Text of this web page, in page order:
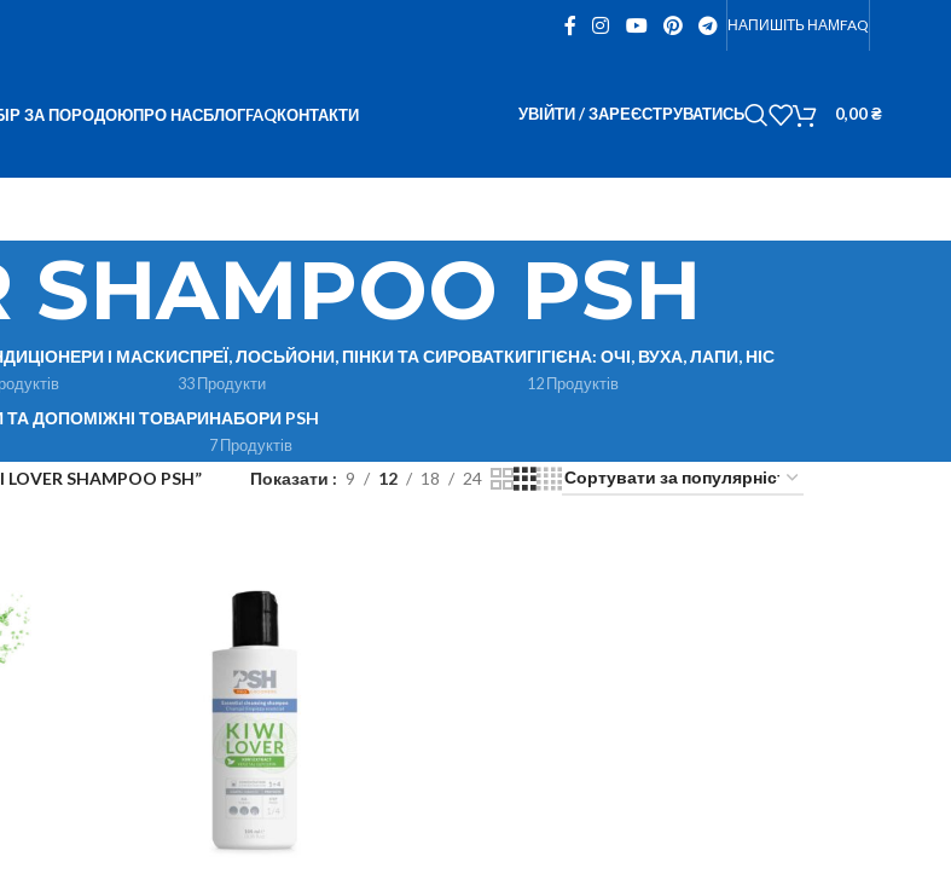
НАПИШІТЬ НАМFAQ
ЗА ПОРОДОЮПРО НАСБЛОГFAQКОНТАКТИ УВІЙТИ / ЗАРЕЄСТРУВАТИСЬ 0,00₴
SHAMPOO PSH
І МАСКИСПРЕЇ, ЛОСЬЙОНИ, ПІНКИ ТА СИРОВАТКИ
33 Продукти
ГІГІЄНА: ОЧІ, ВУХА, ЛАПИ, НІС
12 Продуктів
ТА ДОПОМІЖНІ ТОВАРИНАБОРИ PSH
7 Продуктів
SHAMPOO PSH” Показати 9 12 18 24